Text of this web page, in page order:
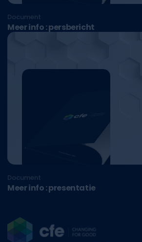
Document
Meer info : persbericht
Document
Meer info : presentatie